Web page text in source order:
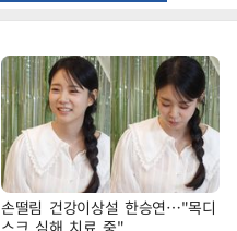
손떨림 건강이상설 한승연…"목디
스크 심해 치료 중"